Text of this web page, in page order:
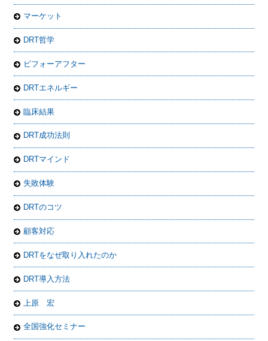
マーケット
DRT哲学
ビフォーアフター
DRTエネルギー
臨床結果
DRT成功法則
DRTマインド
失敗体験
DRTのコツ
顧客対応
DRTをなぜ取り入れたのか
DRT導入方法
上原 宏
全国強化セミナー